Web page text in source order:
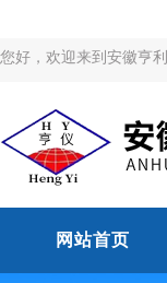
您好，欢迎来到安徽亨
网站首页